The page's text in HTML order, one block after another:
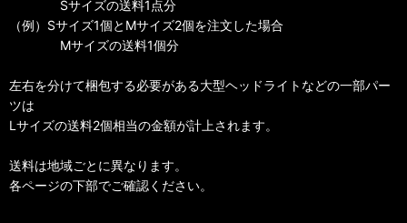
Sサイズの送料1点分
（例）Sサイズ1個とMサイズ2個を注文した場合
Mサイズの送料1個分
左右を分けて梱包する必要がある大型ヘッドライトなどの一部パー
ツは
Lサイズの送料2個相当の金額が計上されます。
送料は地域ごとに異なります。
各ページの下部でご確認ください。